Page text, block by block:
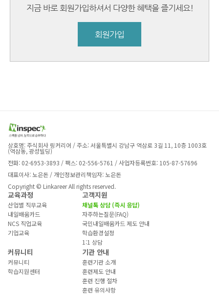
지금 바로 회원가입하셔서 다양한 혜택을 즐기세요!
회원가입
상호명: 주식회사 링커리어 / 주소: 서울특별시 강남구 역삼로 3길 11, 10층 1003호
(역삼동, 광성빌딩)
전화: 02-6953-3893 / 팩스: 02-556-5761 / 사업자등록번호: 105-87-57696
대표이사: 노은돈 / 개인정보관리책임자: 노은돈
Copyright © Linkareer All rights reserved.
교육과정
산업별 직무교육
내일배움카드
NCS 직업교육
기업교육
고객지원
채널톡 상담 (즉시 응답)
자주하는질문(FAQ)
국민내일배움카드 제도 안내
학습환경설정
1:1 상담
커뮤니티
커뮤니티
학습지원센터
기관 안내
훈련기관 소개
훈련제도 안내
훈련 진행 절차
훈련 유의사항